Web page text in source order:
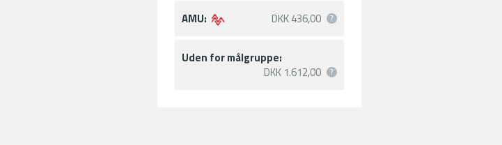
AMU: DKK 436,00
Uden for målgruppe:
DKK 1.612,00